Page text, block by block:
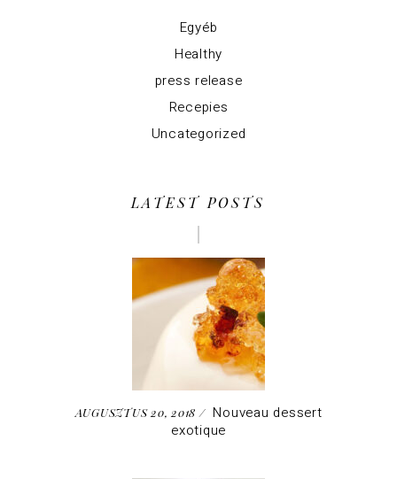
Egyéb
Healthy
press release
Recepies
Uncategorized
LATEST POSTS
AUGUSZTUS 20, 2018
Nouveau dessert
exotique